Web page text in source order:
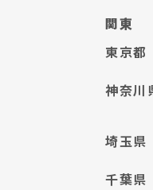
関東
東京都
神奈川
埼玉県
千葉県